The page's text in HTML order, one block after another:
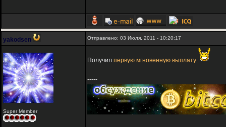
yakodsen Отправлено: 03 Июля, 2011 - 10:20:17
Super Member
Получил первую мгновенную выплату
-----